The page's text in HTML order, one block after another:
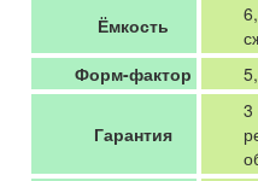
Ёмкость
Форм-фактор
Гарантия
3